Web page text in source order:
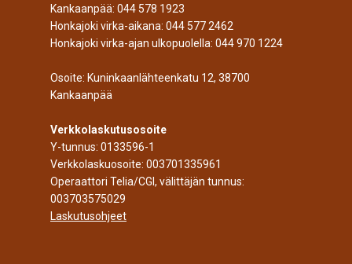
Kankaanpää: 044 578 1923
Honkajoki virka-aikana: 044 577 2462
Honkajoki virka-ajan ulkopuolella: 044 970 1224
Osoite: Kuninkaanlähteenkatu 12, 38700
Kankaanpää
Verkkolaskutusosoite
Y-tunnus: 0133596-1
Verkkolaskuosoite: 003701335961
Operaattori Telia/CGI, välittäjän tunnus:
003703575029
Laskutusohjeet